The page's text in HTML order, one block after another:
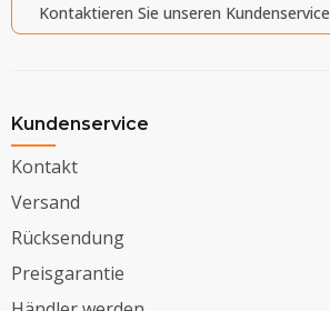
Kontaktieren Sie unseren Kundenservice
Kundenservice
Kontakt
Versand
Rücksendung
Preisgarantie